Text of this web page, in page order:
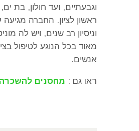
וגבעתיים, ועד חולון, בת ים,
ראשון לציון. החברה מגיעה
וניסיון רב שנים, ויש לה
מאוד בכל הנוגע לטיפול
אנשים.
ראו גם : מחסנים להשכרה